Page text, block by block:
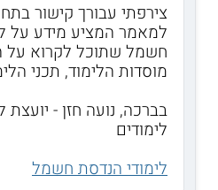
צירפתי עבורך קישור
למאמר המציע מידע על
חשמל שתוכל לקרוא על
מוסדות הלימוד, תכני
בברכה, נועה חזן - יועצת
לימודים
לימודי הנדסת חשמל